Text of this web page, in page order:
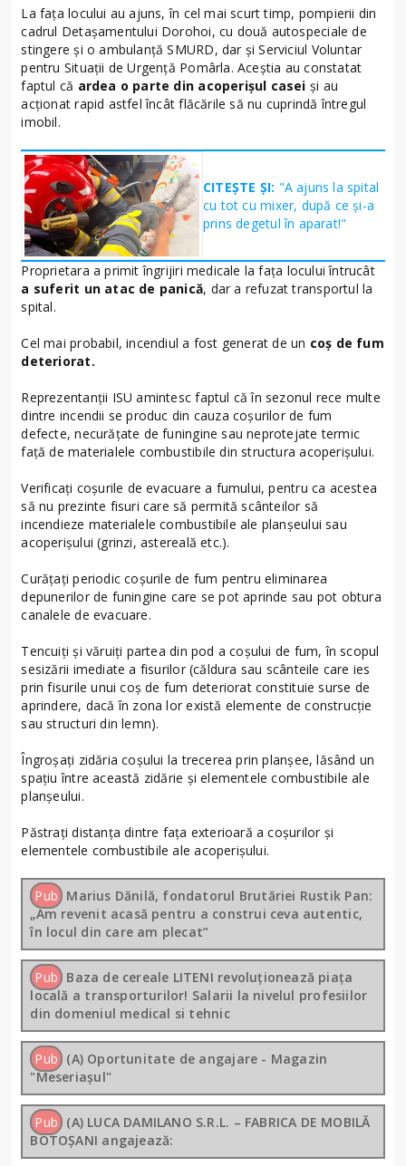
La fața locului au ajuns, în cel mai scurt timp, pompierii din
cadrul Detașamentului Dorohoi, cu două autospeciale de
stingere și o ambulanță SMURD, dar și Serviciul Voluntar
pentru Situații de Urgență Pomârla. Aceștia au constatat
faptul că ardea o parte din acoperișul casei și au
acționat rapid astfel încât flăcările să nu cuprindă întregul
imobil.
CITEȘTE ȘI: "A ajuns la spital
cu tot cu mixer, după ce și-a
prins degetul în aparat!"
Proprietara a primit îngrijiri medicale la fața locului întrucât
a suferit un atac de panică, dar a refuzat transportul la
spital.
Cel mai probabil, incendiul a fost generat de un coș de fum
deteriorat.
Reprezentanții ISU amintesc faptul că în sezonul rece multe
dintre incendii se produc din cauza coșurilor de fum
defecte, necurățate de funingine sau neprotejate termic
față de materialele combustibile din structura acoperișului.
Verificaţi coşurile de evacuare a fumului, pentru ca acestea
să nu prezinte fisuri care să permită scânteilor să
incendieze materialele combustibile ale planșeului sau
acoperișului (grinzi, astereală etc.).
Curățați periodic coșurile de fum pentru eliminarea
depunerilor de funingine care se pot aprinde sau pot obtura
canalele de evacuare.
Tencuiți şi văruiți partea din pod a coşului de fum, în scopul
sesizării imediate a fisurilor (căldura sau scânteile care ies
prin fisurile unui coş de fum deteriorat constituie surse de
aprindere, dacă în zona lor există elemente de construcţie
sau structuri din lemn).
Îngroșați zidăria coşului la trecerea prin planşee, lăsând un
spaţiu între această zidărie şi elementele combustibile ale
planşeului.
Păstrați distanţa dintre faţa exterioară a coşurilor şi
elementele combustibile ale acoperişului.
Pub Marius Dănilă, fondatorul Brutăriei Rustik Pan:
„Am revenit acasă pentru a construi ceva autentic,
în locul din care am plecat”
Pub Baza de cereale LITENI revoluționează piața
locală a transporturilor! Salarii la nivelul profesiilor
din domeniul medical si tehnic
Pub (A) Oportunitate de angajare - Magazin
"Meseriașul"
Pub (A) LUCA DAMILANO S.R.L. – FABRICA DE MOBILĂ
BOTOȘANI angajează: